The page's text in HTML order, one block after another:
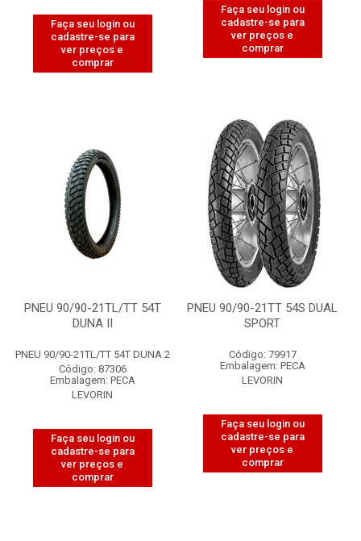
Faça seu login ou
cadastre-se para
ver preços e
comprar
Faça seu login ou
cadastre-se para
ver preços e
comprar
PNEU 90/90-21TL/TT 54T
DUNA II
PNEU 90/90-21TL/TT 54T DUNA 2
Código: 87306
Embalagem: PECA
LEVORIN
Faça seu login ou
cadastre-se para
ver preços e
comprar
PNEU 90/90-21TT 54S DUAL
SPORT
Código: 79917
Embalagem: PECA
LEVORIN
Faça seu login ou
cadastre-se para
ver preços e
comprar